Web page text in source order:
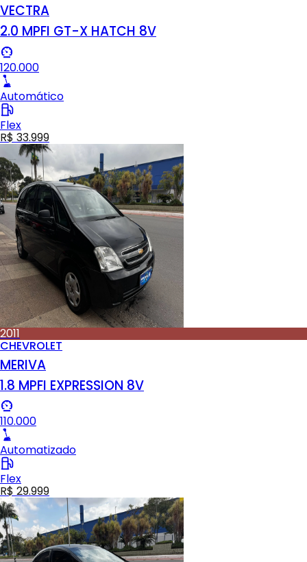
VECTRA
2.0 MPFI GT-X HATCH 8V
120.000
Automático
Flex
R$ 33.999
2011
CHEVROLET
MERIVA
1.8 MPFI EXPRESSION 8V
110.000
Automatizado
Flex
R$ 29.999